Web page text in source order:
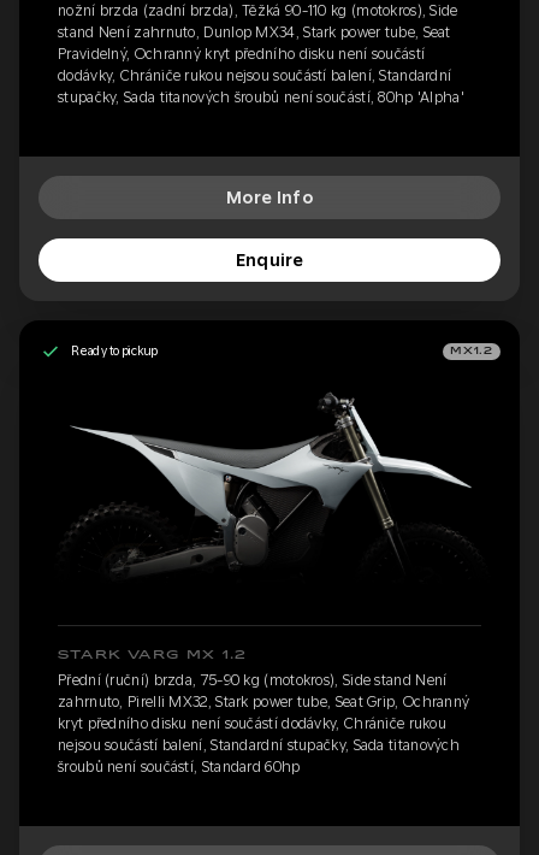
nožní brzda (zadní brzda), Těžká 90-110 kg (motokros), Side
stand Není zahrnuto, Dunlop MX34, Stark power tube, Seat
Pravidelný, Ochranný kryt předního disku není součástí
dodávky, Chrániče rukou nejsou součástí balení, Standardní
stupačky, Sada titanových šroubů není součástí, 80hp 'Alpha'
More Info
Enquire
Ready to pickup MX1.2
STARK VARG MX 1.2
Přední (ruční) brzda, 75-90 kg (motokros), Side stand Není
zahrnuto, Pirelli MX32, Stark power tube, Seat Grip, Ochranný
kryt předního disku není součástí dodávky, Chrániče rukou
nejsou součástí balení, Standardní stupačky, Sada titanových
šroubů není součástí, Standard 60hp